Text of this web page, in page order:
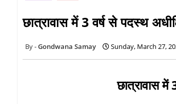
छात्रावास में 3 वर्ष से पदस्थ
Gondwana Samay Sunday, March 27,
छात्रावास में